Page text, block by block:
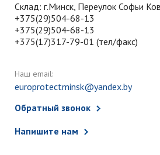
Склад: г.Минск, Переулок Софьи
+375(29)504-68-13
+375(29)504-68-13
+375(17)317-79-01 (тел/факс)
Наш email:
europrotectminsk@yandex.by
Обратный звонок
Напишите нам